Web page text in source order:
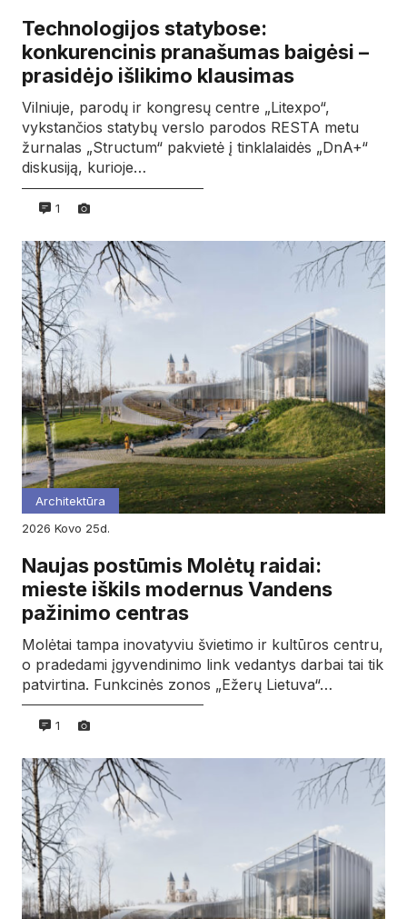
Technologijos statybose:
konkurencinis pranašumas baigėsi –
prasidėjo išlikimo klausimas
Vilniuje, parodų ir kongresų centre „Litexpo“,
vykstančios statybų verslo parodos RESTA metu
žurnalas „Structum“ pakvietė į tinklalaidės „DnA+“
diskusiją, kurioje…
1
Architektūra
2026
kovo 25d.
Naujas postūmis Molėtų raidai:
mieste iškils modernus Vandens
pažinimo centras
Molėtai tampa inovatyviu švietimo ir kultūros centru,
o pradedami įgyvendinimo link vedantys darbai tai tik
patvirtina. Funkcinės zonos „Ežerų Lietuva“…
1